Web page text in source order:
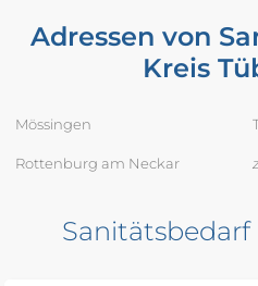
Adressen von
Kreis
Mössingen
Rottenburg am Neckar
Sanitätsbedarf